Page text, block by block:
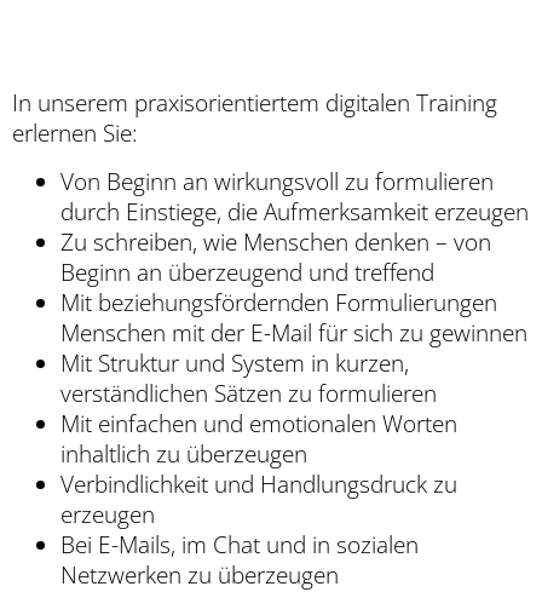
In unserem praxisorientiertem digitalen Training
erlernen Sie:
Von Beginn an wirkungsvoll zu formulieren
durch Einstiege, die Aufmerksamkeit erzeugen
Zu schreiben, wie Menschen denken – von
Beginn an überzeugend und treffend
Mit beziehungsfördernden Formulierungen
Menschen mit der E-Mail für sich zu gewinnen
Mit Struktur und System in kurzen,
verständlichen Sätzen zu formulieren
Mit einfachen und emotionalen Worten
inhaltlich zu überzeugen
Verbindlichkeit und Handlungsdruck zu
erzeugen
Bei E-Mails, im Chat und in sozialen
Netzwerken zu überzeugen